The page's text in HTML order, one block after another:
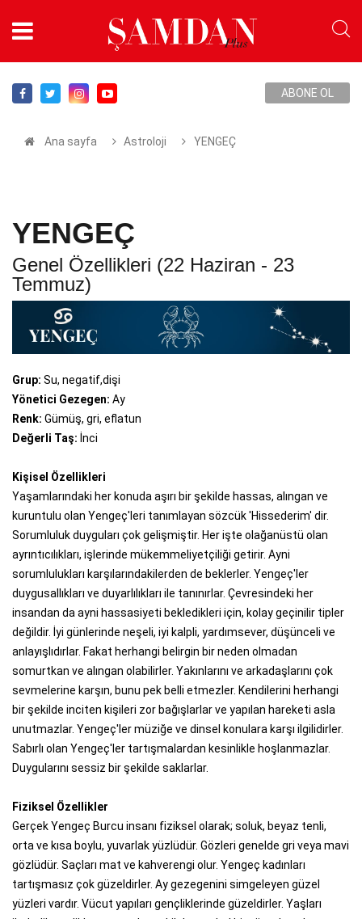
ABONE OL
Ana sayfa Astroloji YENGEÇ
YENGEÇ
Genel Özellikleri (22 Haziran - 23
Temmuz)
Grup: Su, negatif,dişi
Yönetici Gezegen: Ay
Renk: Gümüş, gri, eflatun
Değerli Taş: İnci
Kişisel Özellikleri
Yaşamlarındaki her konuda aşırı bir şekilde hassas, alıngan ve
kuruntulu olan Yengeç'leri tanımlayan sözcük 'Hissederim' dir.
Sorumluluk duyguları çok gelişmiştir. Her işte olağanüstü olan
ayrıntıcılıkları, işlerinde mükemmeliyetçiliği getirir. Ayni
sorumlulukları karşılarındakilerden de beklerler. Yengeç'ler
duygusallıkları ve duyarlılıkları ile tanınırlar. Çevresindeki her
insandan da ayni hassasiyeti bekledikleri için, kolay geçinilir tipler
değildir. İyi günlerinde neşeli, iyi kalpli, yardımsever, düşünceli ve
anlayışlıdırlar. Fakat herhangi belirgin bir neden olmadan
somurtkan ve alıngan olabilirler. Yakınlarını ve arkadaşlarını çok
sevmelerine karşın, bunu pek belli etmezler. Kendilerini herhangi
bir şekilde inciten kişileri zor bağışlarlar ve yapılan hareketi asla
unutmazlar. Yengeç'ler müziğe ve dinsel konulara karşı ilgilidirler.
Sabırlı olan Yengeç'ler tartışmalardan kesinlikle hoşlanmazlar.
Duygularını sessiz bir şekilde saklarlar.
Fiziksel Özellikler
Gerçek Yengeç Burcu insanı fiziksel olarak; soluk, beyaz tenli,
orta ve kısa boylu, yuvarlak yüzlüdür. Gözleri genelde gri veya mavi
gözlüdür. Saçları mat ve kahverengi olur. Yengeç kadınları
tartışmasız çok güzeldirler. Ay gezegenini simgeleyen güzel
yüzleri vardır. Vücut yapıları gençliklerinde güzeldirler. Yaşları